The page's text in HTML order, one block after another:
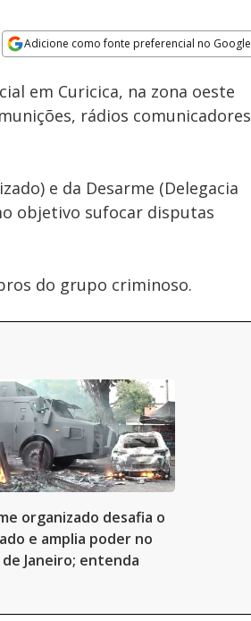
Adicione como fonte preferencial no Google
Velocidade
em Curicica, na zona oeste
rádios comunicadores
e da Desarme (Delegacia
objetivo sufocar disputas
do grupo criminoso.
organizado desafia o
e amplia poder no
de Janeiro; entenda